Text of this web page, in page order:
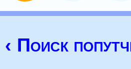
‹ Поиск